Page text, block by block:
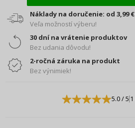
Náklady na doručenie: od 3,99 €
Veľa možností výberu!
30 dní na vrátenie produktov
Bez udania dôvodu!
2-ročná záruka na produkt
Bez výnimiek!
5.0/ 5